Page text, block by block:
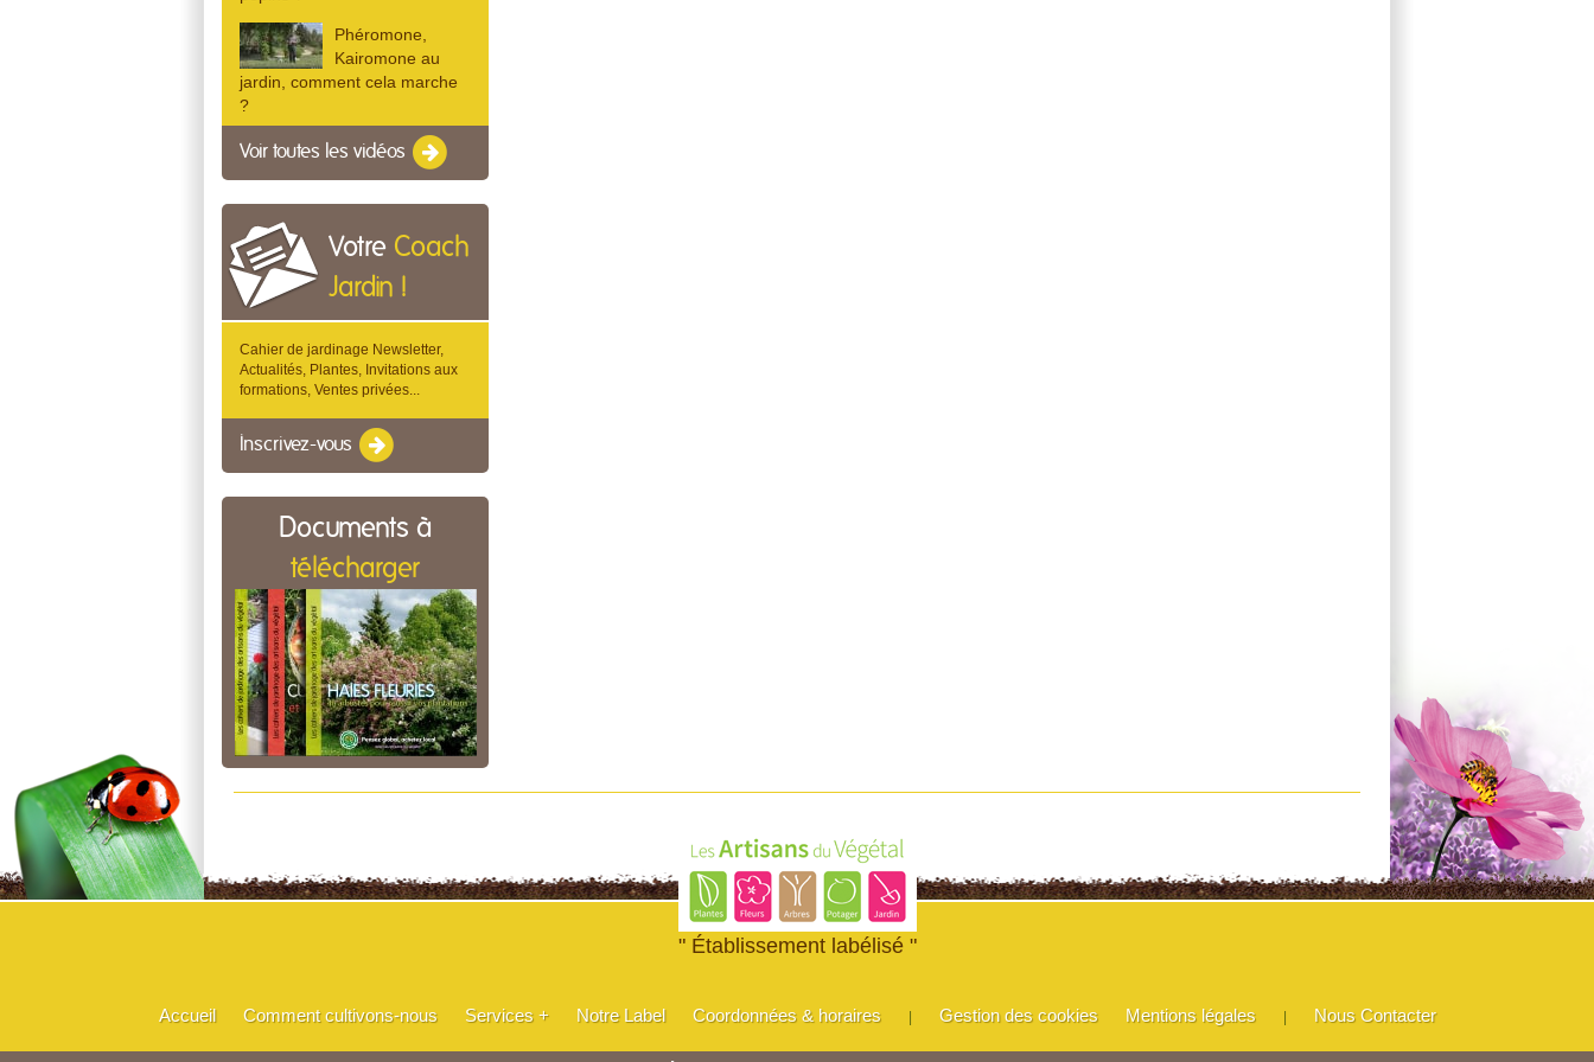
Phéromone,
Kairomone au
jardin, comment cela marche
?
Voir toutes les vidéos
Votre Coach
Jardin !
Cahier de jardinage Newsletter,
Actualités, Plantes, Invitations aux
formations, Ventes privées...
Inscrivez-vous
Documents à
télécharger
" Établissement labélisé "
Accueil Comment cultivons-nous Services + Notre Label Coordonnées & horaires | Gestion des cookies Mentions légales | Nous Contacter